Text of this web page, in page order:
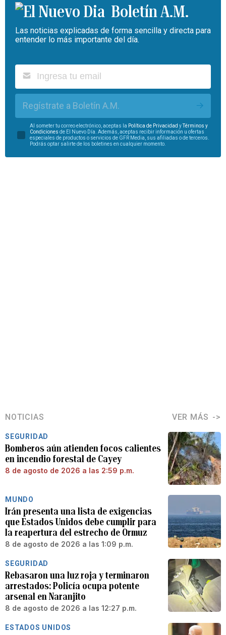
Boletín A.M.
Las noticias explicadas de forma sencilla y directa para
entender lo más importante del día.
Regístrate a Boletín A.M.
Al someter tu correo electrónico, aceptas la Política de Privacidad yTérminos y
Condiciones de El Nuevo Día. Además, aceptas recibir información u ofertas
especiales de productos o servicios de GFR Media, sus afiliadas o de terceros.
Podrás optar salirte de los boletines en cualquier momento.
NOTICIAS VER MÁS
SEGURIDAD
Bomberos aún atienden focos calientes
en incendio forestal de Cayey
8 de agosto de 2026 a las 2:59 p.m.
MUNDO
Irán presenta una lista de exigencias
que Estados Unidos debe cumplir para
la reapertura del estrecho de Ormuz
8 de agosto de 2026 a las 1:09 p.m.
SEGURIDAD
Rebasaron una luz roja y terminaron
arrestados: Policía ocupa potente
arsenal en Naranjito
8 de agosto de 2026 a las 12:27 p.m.
ESTADOS UNIDOS